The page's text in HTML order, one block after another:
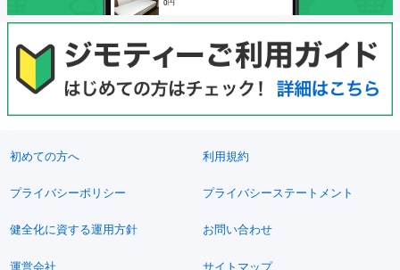
初めての方へ 利用規約
プライバシーポリシー プライバシーステートメント
健全化に資する運用方針 お問い合わせ
運営会社 サイトマップ